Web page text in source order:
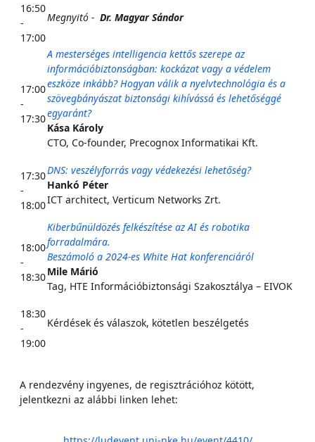
16:50
-
17:00
Megnyitó - Dr. Magyar Sándor
17:00
-
17:30
A mesterséges intelligencia kettős szerepe az
információbiztonságban: kockázat vagy a védelem
eszköze inkább? Hogyan válik a nyelvtechnológia és a
szövegbányászat biztonsági kihívássá és lehetőséggé
egyaránt?
Kása Károly
CTO, Co-founder, Precognox Informatikai Kft.
17:30
-
18:00
DNS: veszélyforrás vagy védekezési lehetőség?
Hankó Péter
ICT architect, Verticum Networks Zrt.
18:00
-
18:30
Kiberbűnüldözés felkészítése az AI és robotika
forradalmára.
Beszámoló a 2024-es White Hat konferenciáról
Mile Márió
Tag, HTE Információbiztonsági Szakosztálya – EIVOK
18:30
-
19:00
Kérdések és válaszok, kötetlen beszélgetés
A rendezvény ingyenes, de regisztrációhoz kötött,
jelentkezni az alábbi linken lehet: